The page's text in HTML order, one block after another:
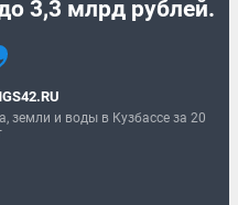
3,3 млрд рублей.
земли и воды в Кузбассе за 20